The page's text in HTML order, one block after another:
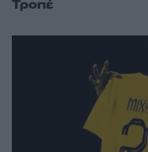
Τροπέ